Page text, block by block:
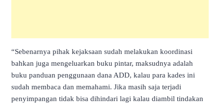
“Sebenarnya pihak kejaksaan sudah melakukan koordinasi
bahkan juga mengeluarkan buku pintar, maksudnya adalah
buku panduan penggunaan dana ADD, kalau para kades ini
sudah membaca dan memahami. Jika masih saja terjadi
penyimpangan tidak bisa dihindari lagi kalau diambil tindakan